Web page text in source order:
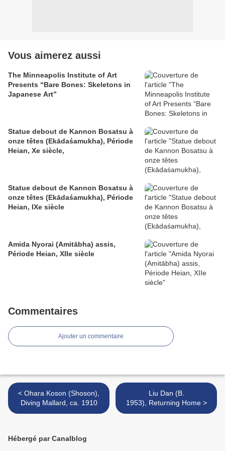
Vous aimerez aussi
The Minneapolis Institute of Art
Presents “Bare Bones: Skeletons in
Japanese Art”
Statue debout de Kannon Bosatsu à
onze têtes (Ekādaśamukha), Période
Heian, Xe siècle,
Statue debout de Kannon Bosatsu à
onze têtes (Ekādaśamukha), Période
Heian, IXe siècle
Amida Nyorai (Amitābha) assis,
Période Heian, XIIe siècle
Commentaires
Ajouter un commentaire
< Ohara Koson (Shoson),
Diving Mallard, ca. 1910
Liu Dan (B.
1953), Returning Home >
Hébergé par Canalblog